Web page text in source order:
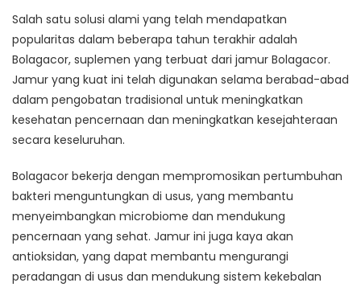
Salah satu solusi alami yang telah mendapatkan
popularitas dalam beberapa tahun terakhir adalah
Bolagacor, suplemen yang terbuat dari jamur Bolagacor.
Jamur yang kuat ini telah digunakan selama berabad-abad
dalam pengobatan tradisional untuk meningkatkan
kesehatan pencernaan dan meningkatkan kesejahteraan
secara keseluruhan.
Bolagacor bekerja dengan mempromosikan pertumbuhan
bakteri menguntungkan di usus, yang membantu
menyeimbangkan microbiome dan mendukung
pencernaan yang sehat. Jamur ini juga kaya akan
antioksidan, yang dapat membantu mengurangi
peradangan di usus dan mendukung sistem kekebalan